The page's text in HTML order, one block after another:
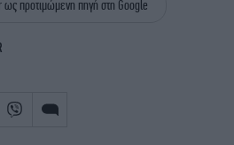
ΖΩΔΙΑ
προτιμώμενη πηγή στη Google